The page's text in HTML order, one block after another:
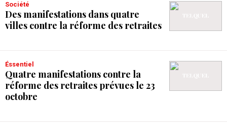
Société
Des manifestations dans quatre
villes contre la réforme des retraites
Éssentiel
Quatre manifestations contre la
réforme des retraites prévues le 23
octobre